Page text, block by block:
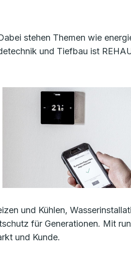
stehen Themen wie
und Tiefbau ist
und Kühlen,
für Generationen. Mit
und Kunde.